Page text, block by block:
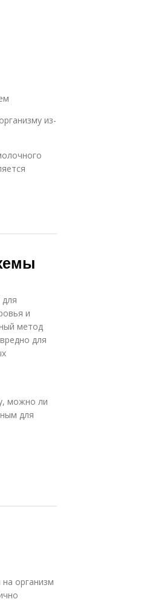
из-
и
метод
для
можно ли
для
организм